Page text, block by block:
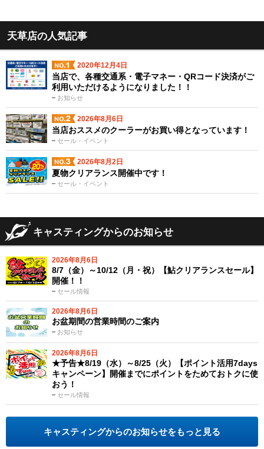
天草店の人気記事
2020年12月4日
お知らせ
当店で、各種交通系・電子マネー・QRコード決済がご
利用いただけるようになりました！！
2026年8月6日
セール・イベント
当店おススメのクーラーがお買い得となっています！
2026年8月2日
セール・イベント
夏物クリアランス開催中です！
キャスティングからのお知らせ
2026年8月6日
セール情報
8/7（金）～10/12（月・祝）【鮎クリアランスセール】
開催！！
2026年8月6日
お知らせ
お盆期間の営業時間のご案内
2026年8月6日
セール情報
★予告★8/19（水）～8/25（火）【ポイント活用7days
キャンペーン】開催までにポイントをためておトクに使
おう！
キャスティングからのお知らせをもっと見る